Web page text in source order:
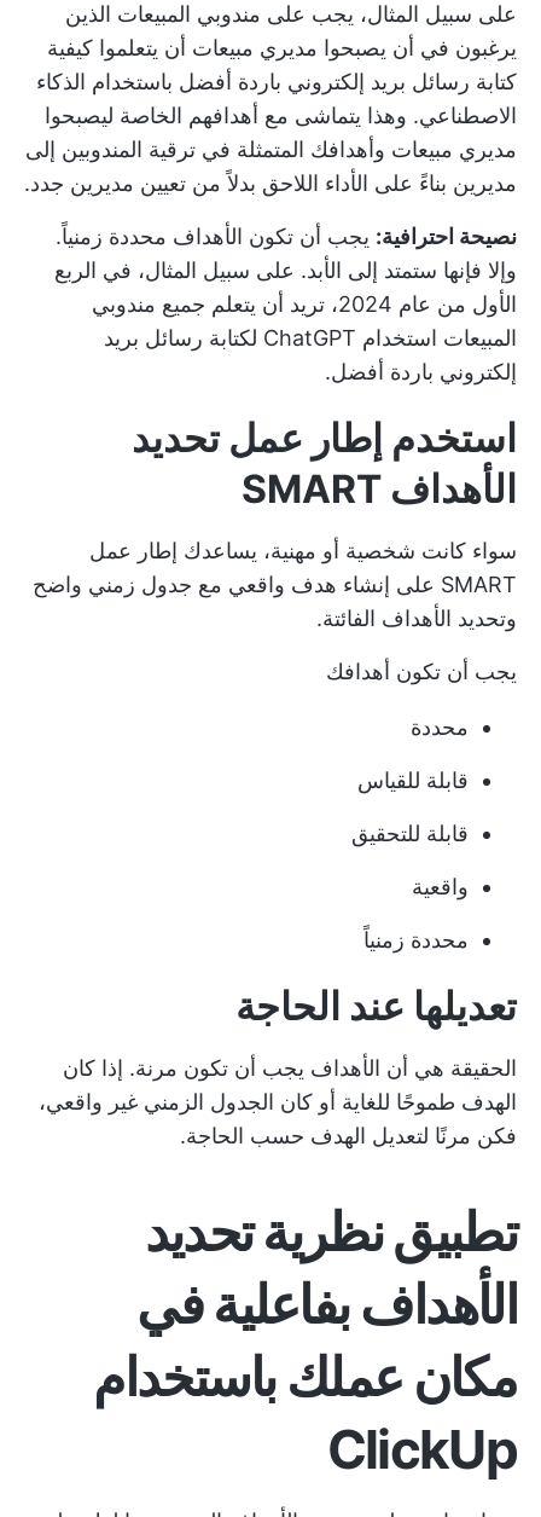
على سبيل المثال، يجب على مندوبي المبيعات الذين
يرغبون في أن يصبحوا مديري مبيعات أن يتعلموا كيفية
كتابة رسائل بريد إلكتروني باردة أفضل باستخدام الذكاء
الاصطناعي. وهذا يتماشى مع أهدافهم الخاصة ليصبحوا
مديري مبيعات وأهدافك المتمثلة في ترقية المندوبين إلى
مديرين بناءً على الأداء اللاحق بدلاً من تعيين مديرين جدد.
نصيحة احترافية: يجب أن تكون الأهداف محددة زمنياً.
وإلا فإنها ستمتد إلى الأبد. على سبيل المثال، في الربع
الأول من عام 2024، تريد أن يتعلم جميع مندوبي
المبيعات استخدام ChatGPT لكتابة رسائل بريد
إلكتروني باردة أفضل.
استخدم إطار عمل تحديد
الأهداف SMART
سواء كانت شخصية أو مهنية، يساعدك إطار عمل
SMART على إنشاء هدف واقعي مع جدول زمني واضح
وتحديد الأهداف الفائتة.
يجب أن تكون أهدافك
محددة
قابلة للقياس
قابلة للتحقيق
واقعية
محددة زمنياً
تعديلها عند الحاجة
الحقيقة هي أن الأهداف يجب أن تكون مرنة. إذا كان
الهدف طموحًا للغاية أو كان الجدول الزمني غير واقعي،
فكن مرنًا لتعديل الهدف حسب الحاجة.
تطبيق نظرية تحديد
الأهداف بفاعلية في
مكان عملك باستخدام
ClickUp